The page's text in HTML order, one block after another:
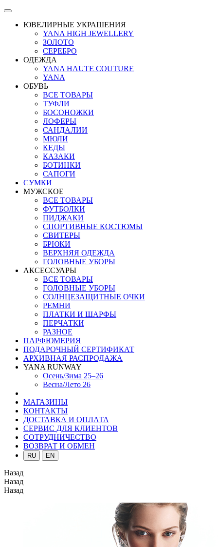
ЮВЕЛИРНЫЕ УКРАШЕНИЯ
YANA HIGH JEWELLERY
ЗОЛОТО
СЕРЕБРО
ОДЕЖДА
YANA HAUTE COUTURE
YANA
ОБУВЬ
ВСЕ ТОВАРЫ
ТУФЛИ
БОСОНОЖКИ
ЛОФЕРЫ
САНДАЛИИ
МЮЛИ
КЕДЫ
КАЗАКИ
БОТИНКИ
САПОГИ
СУМКИ
МУЖСКОЕ
ВСЕ ТОВАРЫ
ФУТБОЛКИ
ПИДЖАКИ
СПОРТИВНЫЕ КОСТЮМЫ
СВИТЕРЫ
БРЮКИ
ВЕРХНЯЯ ОДЕЖДА
ГОЛОВНЫЕ УБОРЫ
АКСЕССУАРЫ
ВСЕ ТОВАРЫ
ГОЛОВНЫЕ УБОРЫ
СОЛНЦЕЗАЩИТНЫЕ ОЧКИ
РЕМНИ
ПЛАТКИ И ШАРФЫ
ПЕРЧАТКИ
РАЗНОЕ
ПАРФЮМЕРИЯ
ПОДАРОЧНЫЙ СЕРТИФИКАТ
АРХИВНАЯ РАСПРОДАЖА
YANA RUNWAY
Осень/Зима 25–26
Весна/Лето 26
МАГАЗИНЫ
КОНТАКТЫ
ДОСТАВКА И ОПЛАТА
СЕРВИС ДЛЯ КЛИЕНТОВ
СОТРУДНИЧЕСТВО
ВОЗВРАТ И ОБМЕН
RU EN
Назад
Назад
Назад